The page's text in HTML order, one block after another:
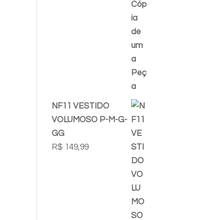
NF11 VESTIDO
VOLUMOSO P-M-G-
GG
R$ 149,99